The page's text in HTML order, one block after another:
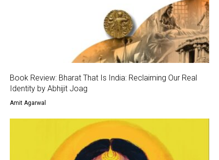
Book Review: Bharat That Is India: Reclaiming Our Real
Identity by Abhijit Joag
Amit Agarwal